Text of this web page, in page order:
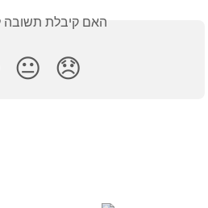
האם קיבלת
😞
😐